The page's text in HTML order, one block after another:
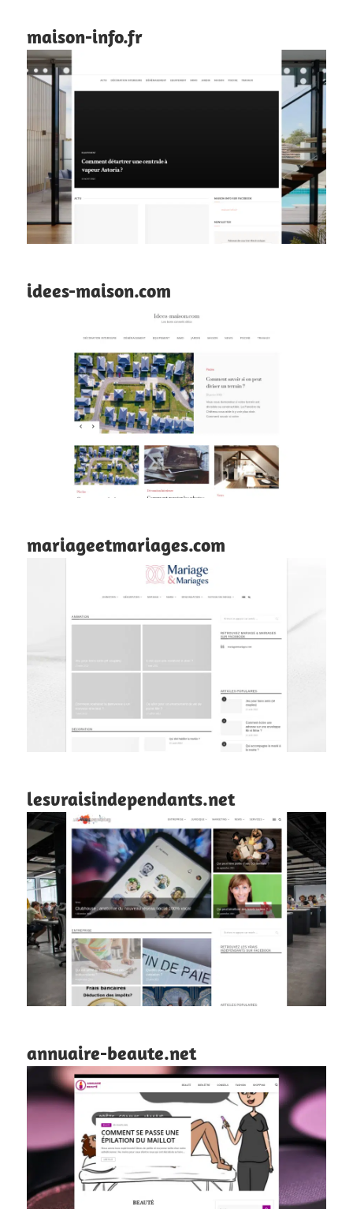
maison-info.fr
idees-maison.com
mariageetmariages.com
lesvraisindependants.net
annuaire-beaute.net